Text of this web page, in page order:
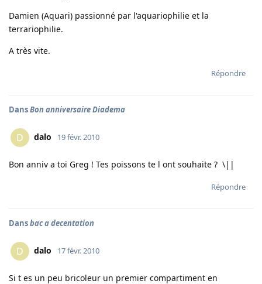
Damien (Aquari) passionné par l'aquariophilie et la
terrariophilie.
A très vite.
Répondre
DansBon anniversaire Diadema
D dalo 19 févr. 2010
Bon anniv a toi Greg ! Tes poissons te l ont souhaite ? \||
Répondre
Dansbac a decentation
D dalo 17 févr. 2010
Si t es un peu bricoleur un premier compartiment en